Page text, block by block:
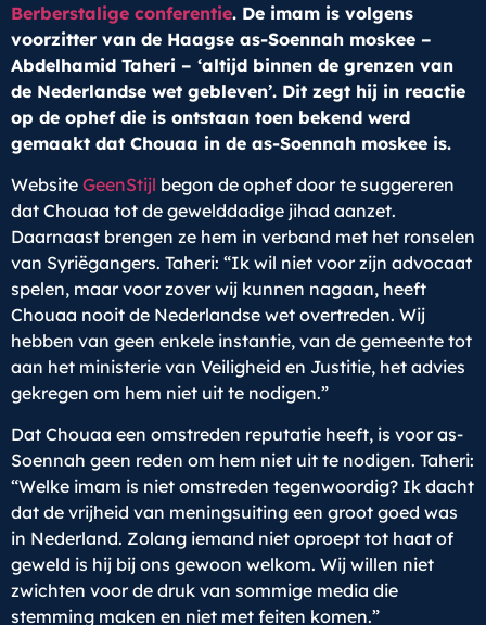
Berberstalige conferentie. De imam is volgens
voorzitter van de Haagse as-Soennah moskee –
Abdelhamid Taheri – ‘altijd binnen de grenzen van
de Nederlandse wet gebleven’. Dit zegt hij in reactie
op de ophef die is ontstaan toen bekend werd
gemaakt dat Chouaa in de as-Soennah moskee is.
Website GeenStijl begon de ophef door te suggereren
dat Chouaa tot de gewelddadige jihad aanzet.
Daarnaast brengen ze hem in verband met het ronselen
van Syriëgangers. Taheri: “Ik wil niet voor zijn advocaat
spelen, maar voor zover wij kunnen nagaan, heeft
Chouaa nooit de Nederlandse wet overtreden. Wij
hebben van geen enkele instantie, van de gemeente tot
aan het ministerie van Veiligheid en Justitie, het advies
gekregen om hem niet uit te nodigen.”
Dat Chouaa een omstreden reputatie heeft, is voor as-
Soennah geen reden om hem niet uit te nodigen. Taheri:
“Welke imam is niet omstreden tegenwoordig? Ik dacht
dat de vrijheid van meningsuiting een groot goed was
in Nederland. Zolang iemand niet oproept tot haat of
geweld is hij bij ons gewoon welkom. Wij willen niet
zwichten voor de druk van sommige media die
stemming maken en niet met feiten komen.”